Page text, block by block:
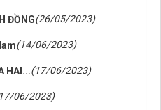
ĐỒNG(26/05/2023)
(14/06/2023)
HAI...(17/06/2023)
06/2023)